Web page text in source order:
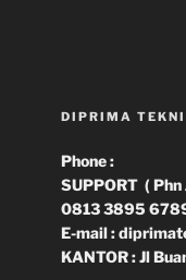
DIPRIMA
Phone :
SUPPORT ( Phn
0813 3895
E-mail :
KANTOR : Jl